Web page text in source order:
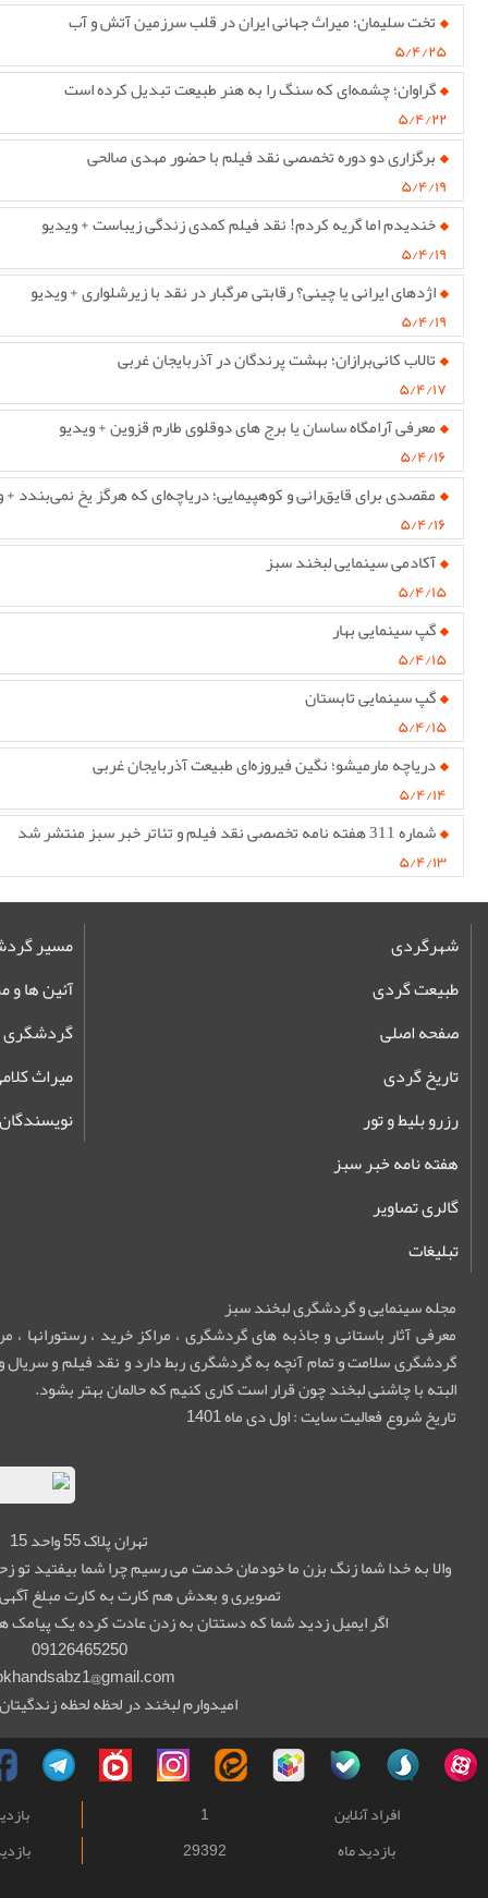
تخت سلیمان؛ میراث جهانی ایران در قلب سرزمین آتش و آب
۵/۴/۲۵
گراوان؛ چشمه‌ای که سنگ را به هنر طبیعت تبدیل کرده است
۵/۴/۲۲
برگزاری دو دوره تخصصی نقد فیلم با حضور مهدی صالحی
۵/۴/۱۹
خندیدم اما گریه کردم! نقد فیلم کمدی زندگی زیباست + ویدیو
۵/۴/۱۹
اژدهای ایرانی یا چینی؟ رقابتی مرگبار در نقد با زیرشلواری + ویدیو
۵/۴/۱۹
تالاب کانی‌برازان؛ بهشت پرندگان در آذربایجان غربی
۵/۴/۱۷
معرفی آرامگاه ساسان یا برج های دوقلوی طارم قزوین + ویدیو
۵/۴/۱۶
مقصدی برای قایق‌رانی و کوهپیمایی؛ دریاچه‌ای که هرگز یخ نمی‌بندد +
۵/۴/۱۶
آکادمی سینمایی لبخند سبز
۵/۴/۱۵
گپ سینمایی بهار
۵/۴/۱۵
گپ سینمایی تابستان
۵/۴/۱۵
دریاچه مارمیشو؛ نگین فیروزه‌ای طبیعت آذربایجان غربی
۵/۴/۱۴
شماره 311 هفته نامه تخصصی نقد فیلم و تئاتر خبر سبز منتشر شد
۵/۴/۱۳
شهرگردی
طبیعت گردی
صفحه اصلی
تاریخ گردی
مسیر
آئین ها
گردشگری
میراث
رزرو بلیط و تور
هفته نامه خبر سبز
گالری تصاویر
تبلیغات
مجله سینمایی و گردشگری لبخند سبز
معرفی آثار باستانی و جاذبه های گردشگری ، مراکز خرید ، رستورانها
گردشگری سلامت و تمام آنچه به گردشگری ربط دارد و نقد فیلم و سریال و
البته با چاشنی لبخند چون قرار است کاری کنیم که حالمان بهتر بشود.
تاریخ شروع فعالیت سایت : اول دی ماه 1401
تهران پلاک 55 واحد 15
والا به خدا شما زنگ بزن ما خودمان خدمت می رسیم چرا شما بیفتید
تصویری و بعدش هم کارت به کارت مبلغ
اگر ایمیل زدید شما که دستتان به زدن عادت کرده یک پیامک
09126465250
امیدوارم لبخند در لحظه لحظه
افراد آنلاین 1
بازدید ماه
29392